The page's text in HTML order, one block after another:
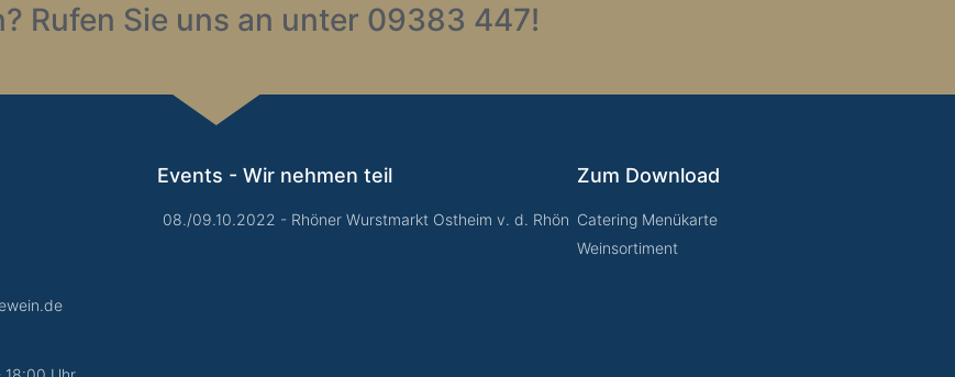
Rufen Sie uns an unter 09383 447!
Events - Wir nehmen teil
08./09.10.2022 - Rhöner Wurstmarkt Ostheim v. d. Rhön
Zum Download
Catering Menükarte
Weinsortiment